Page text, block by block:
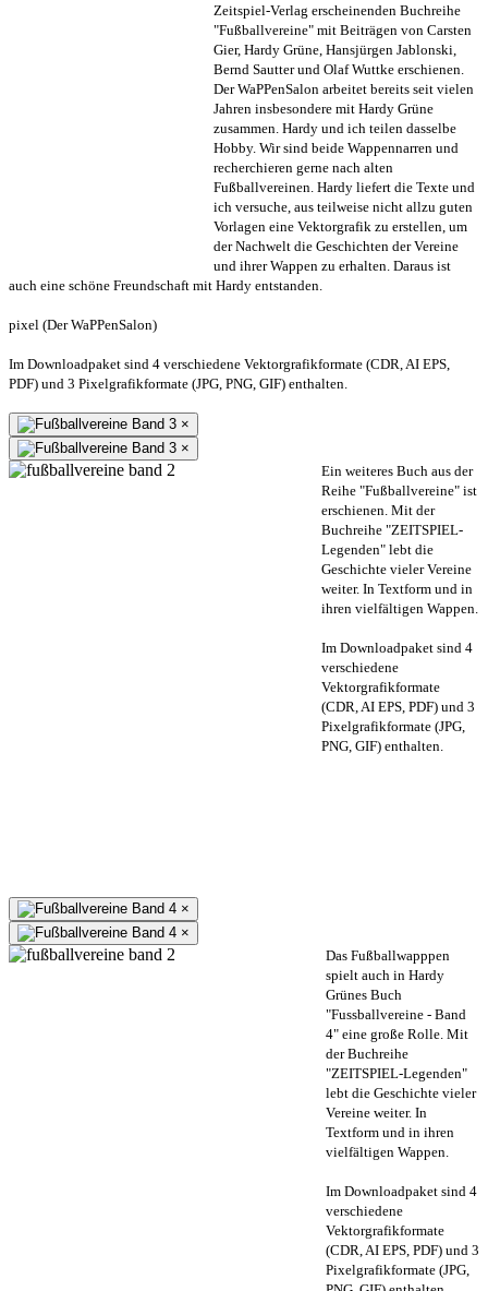
Zeitspiel-Verlag erscheinenden Buchreihe
"Fußballvereine" mit Beiträgen von Carsten
Gier, Hardy Grüne, Hansjürgen Jablonski,
Bernd Sautter und Olaf Wuttke erschienen.
Der WaPPenSalon arbeitet bereits seit vielen
Jahren insbesondere mit Hardy Grüne
zusammen. Hardy und ich teilen dasselbe
Hobby. Wir sind beide Wappennarren und
recherchieren gerne nach alten
Fußballvereinen. Hardy liefert die Texte und
ich versuche, aus teilweise nicht allzu guten
Vorlagen eine Vektorgrafik zu erstellen, um
der Nachwelt die Geschichten der Vereine
und ihrer Wappen zu erhalten. Daraus ist
auch eine schöne Freundschaft mit Hardy entstanden.
pixel (Der WaPPenSalon)
Im Downloadpaket sind 4 verschiedene Vektorgrafikformate (CDR, AI EPS,
PDF) und 3 Pixelgrafikformate (JPG, PNG, GIF) enthalten.
×
×
Ein weiteres Buch aus der
Reihe "Fußballvereine" ist
erschienen. Mit der
Buchreihe "ZEITSPIEL-
Legenden" lebt die
Geschichte vieler Vereine
weiter. In Textform und in
ihren vielfältigen Wappen.
Im Downloadpaket sind 4
verschiedene
Vektorgrafikformate
(CDR, AI EPS, PDF) und 3
Pixelgrafikformate (JPG,
PNG, GIF) enthalten.
×
×
Das Fußballwapppen
spielt auch in Hardy
Grünes Buch
"Fussballvereine - Band
4" eine große Rolle. Mit
der Buchreihe
"ZEITSPIEL-Legenden"
lebt die Geschichte vieler
Vereine weiter. In
Textform und in ihren
vielfältigen Wappen.
Im Downloadpaket sind 4
verschiedene
Vektorgrafikformate
(CDR, AI EPS, PDF) und 3
Pixelgrafikformate (JPG,